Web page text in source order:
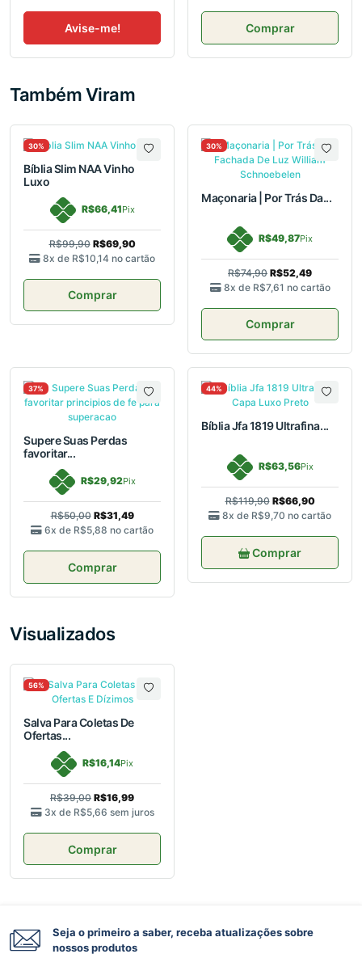
Avise-me! Comprar
Também Viram
30%
Bíblia Slim NAA Vinho
Luxo
R$66,41Pix
R$99,90 R$69,90
8x de R$10,14 no cartão
Comprar
30%
Maçonaria | Por Trás Da...
R$49,87Pix
R$74,90 R$52,49
8x de R$7,61 no cartão
Comprar
37%
Supere Suas Perdas
favoritar...
R$29,92Pix
R$50,00 R$31,49
6x de R$5,88 no cartão
Comprar
44%
Bíblia Jfa 1819 Ultrafina...
R$63,56Pix
R$119,90 R$66,90
8x de R$9,70 no cartão
Comprar
Visualizados
56%
Salva Para Coletas De
Ofertas...
R$16,14Pix
R$39,00 R$16,99
3x de R$5,66 sem juros
Comprar
Seja o primeiro a saber, receba atualizações sobre
nossos produtos